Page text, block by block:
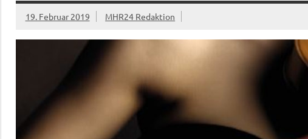
19. Februar 2019 MHR24 Redaktion